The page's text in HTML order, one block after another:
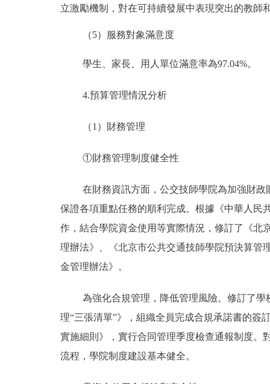
立激勵機制，對在可持續發展中表現突出的教師
（5）服務對象滿意度
學生、家長、用人單位滿意率為97.04%。
4.預算管理情況分析
（1）財務管理
①財務管理制度健全性
在財務資訊方面，公交技師學院為加強財
保證各項重點任務的順利完成。根據《中華人民
作，結合學院資金使用等實際情況，修訂了《北
理辦法》、《北京市公共交通技師學院預決算管
金管理辦法》。
為強化合規管理，降低管理風險。修訂了
理“三張清單”》，組織全員完成合規承諾書的簽
實施細則》，實行合同管理季度檢查通報制度。
流程，學院制度建設基本健全。